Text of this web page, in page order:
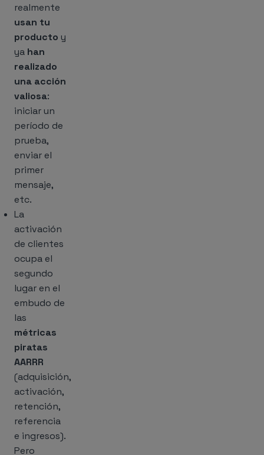
realmente
usan tu
producto y
ya han
realizado
una acción
valiosa:
iniciar un
período de
prueba,
enviar el
primer
mensaje,
etc.
La
activación
de clientes
ocupa el
segundo
lugar en el
embudo de
las
métricas
piratas
AARRR
(adquisición,
activación,
retención,
referencia
e ingresos).
Pero